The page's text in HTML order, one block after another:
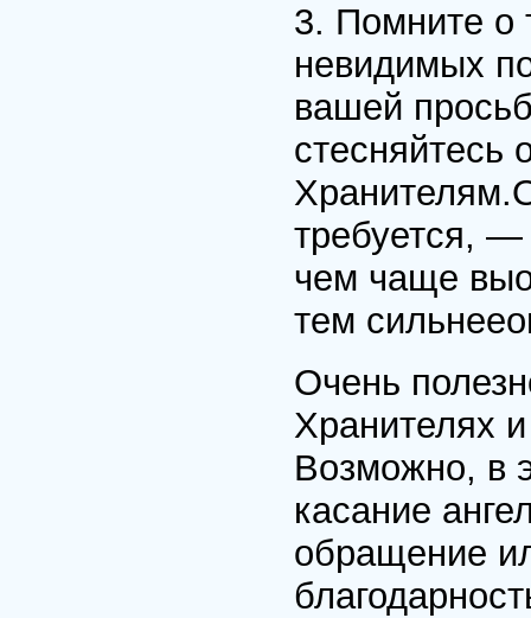
3. Помните о
невидимых
вашей
стесняйтесь
требуется, —
чем чаще
тем
Очень
Хранителях
Возможно, в
касание
обращение